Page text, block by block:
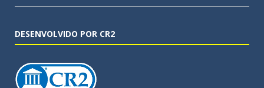
DESENVOLVIDO POR CR2